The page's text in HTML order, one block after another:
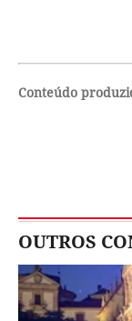
Conteúdo
OUTROS